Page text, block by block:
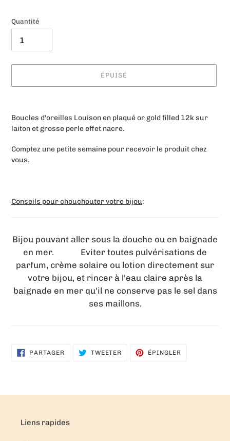
Quantité
ÉPUISÉ
votre
panier
Boucles d'oreilles Louison en plaqué or gold filled 12k sur
laiton et grosse perle effet nacre.
Comptez une petite semaine pour recevoir le produit chez
vous.
Conseils pour chouchouter votre bijou:
Bijou pouvant aller sous la douche ou en baignade
en mer. Eviter toutes pulvérisations de
parfum, crème solaire ou lotion directement sur
votre bijou, et rincer à l'eau claire après la
baignade en mer qu'il ne conserve pas le sel dans
ses maillons.
PARTAGER PARTAGER
SUR
TWEETER TWEETERÉPINGLER
Liens rapides